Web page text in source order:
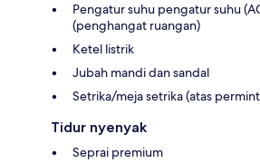
Pengatur suhu pengatur suhu
(penghangat ruangan)
Ketel listrik
Jubah mandi dan sandal
Setrika/meja setrika (atas
Tidur nyenyak
Seprai premium